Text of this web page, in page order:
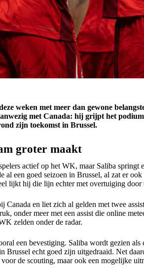
weken met meer dan gewone
met Canada: hij grijpt het
zijn toekomst in Brussel.
groter maakt
actief op het WK, maar Saliba
al een goed seizoen in Brussel, al zat er
lijkt hij die lijn echter met overtuiging door
Canada en liet zich al gelden met twee
onder meer met een assist die online
zelden onder de radar.
een bevestiging. Saliba wordt gezien als
Brussel echt goed zijn uitgedraaid. Net
de scouting, maar ook een mogelijke